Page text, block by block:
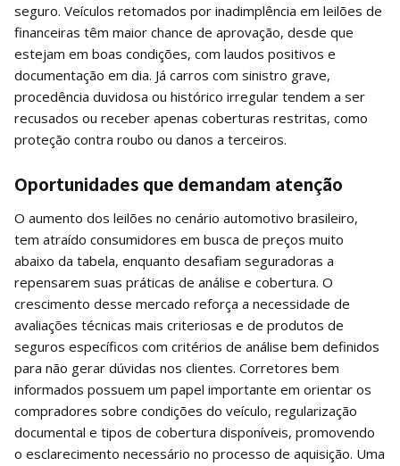
seguro. Veículos retomados por inadimplência em leilões de
financeiras têm maior chance de aprovação, desde que
estejam em boas condições, com laudos positivos e
documentação em dia. Já carros com sinistro grave,
procedência duvidosa ou histórico irregular tendem a ser
recusados ou receber apenas coberturas restritas, como
proteção contra roubo ou danos a terceiros.
Oportunidades que demandam atenção
O aumento dos leilões no cenário automotivo brasileiro,
tem atraído consumidores em busca de preços muito
abaixo da tabela, enquanto desafiam seguradoras a
repensarem suas práticas de análise e cobertura. O
crescimento desse mercado reforça a necessidade de
avaliações técnicas mais criteriosas e de produtos de
seguros específicos com critérios de análise bem definidos
para não gerar dúvidas nos clientes. Corretores bem
informados possuem um papel importante em orientar os
compradores sobre condições do veículo, regularização
documental e tipos de cobertura disponíveis, promovendo
o esclarecimento necessário no processo de aquisição. Uma